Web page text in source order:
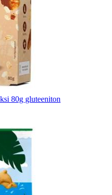
80g gluteeniton